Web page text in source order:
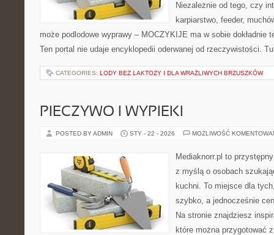
Niezależnie od tego, czy
karpiarstwo, feeder,
może podlodowe wyprawy – MOCZYKIJE ma w sobie dokładnie
Ten portal nie udaje encyklopedii oderwanej od rzeczywistości.
CATEGORIES: LODY BEZ LAKTOZY I DLA WRAŻLIWYCH BRZUSZKÓW
PIECZYWO I WYPIEKI
POSTED BY ADMIN STY - 22 - 2026 MOŻLIWOŚĆ
Mediaknorr.pl to
z myślą o osobach
kuchni. To miejsce dla
szybko, a jednocześnie
Na stronie znajdziesz
które można przygotować